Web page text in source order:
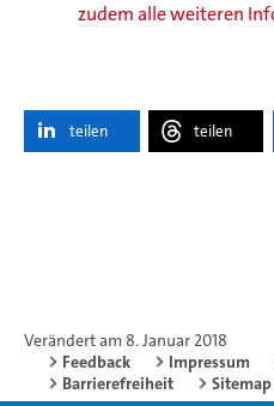
zudem alle weiteren
teilen teilen
Verändert am 8. Januar 2018
Feedback
Impressum
Barrierefreiheit
Sitemap